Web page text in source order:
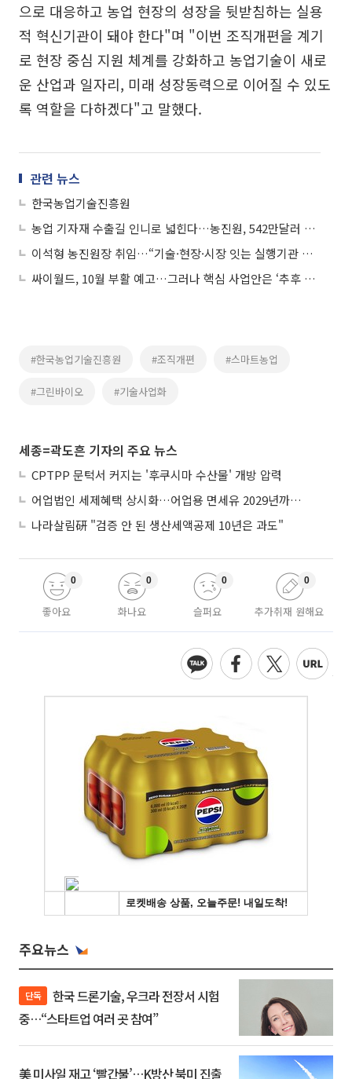
으로 대응하고 농업 현장의 성장을 뒷받침하는 실용
적 혁신기관이 돼야 한다"며 "이번 조직개편을 계기
로 현장 중심 지원 체계를 강화하고 농업기술이 새로
운 산업과 일자리, 미래 성장동력으로 이어질 수 있도
록 역할을 다하겠다"고 말했다.
관련 뉴스
한국농업기술진흥원
농업 기자재 수출길 인니로 넓힌다…농진원, 542만달러 상담 성과
이석형 농진원장 취임…“기술·현장·시장 잇는 실행기관 만들 것”
싸이월드, 10월 부활 예고…그러나 핵심 사업안은 ‘추후 공개’
#한국농업기술진흥원 #조직개편 #스마트농업
#그린바이오 #기술사업화
세종=곽도흔 기자의 주요 뉴스
CPTPP 문턱서 커지는 '후쿠시마 수산물' 개방 압력
어업법인 세제혜택 상시화…어업용 면세유 2029년까지 연장
나라살림硏 "검증 안 된 생산세액공제 10년은 과도"
좋아요
0
화나요
0
슬퍼요
0
추가취재 원해요
0
주요뉴스
단독
중…“스타트업 여러 곳 참여”
美 미사일 재고 ‘빨간불’…K방산 북미 진출